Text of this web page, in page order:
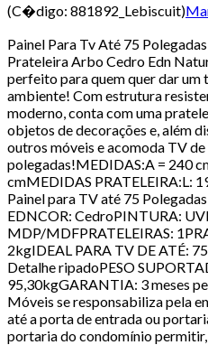
(C�digo: 881892_Lebiscuit)
Painel Para Tv Até 75
Prateleira Arbo Cedro Edn
perfeito para quem quer dar um
ambiente! Com estrutura
moderno, conta com uma
objetos de decorações e, além
outros móveis e acomoda TV
polegadas!MEDIDAS:A = 240
cmMEDIDAS PRATELEIRA:L:
Painel para TV até 75
EDNCOR: CedroPINTURA:
MDP/MDFPRATELEIRAS:
2kgIDEAL PARA TV DE ATÉ:
Detalhe ripadoPESO
95,30kgGARANTIA: 3 meses
Móveis se responsabiliza pela
até a porta de entrada ou
portaria do condomínio